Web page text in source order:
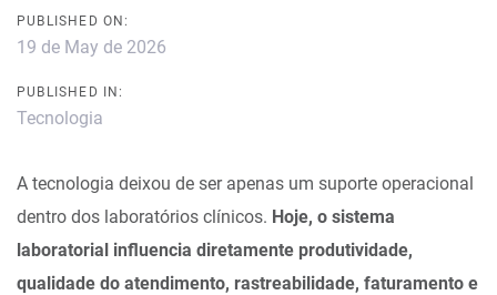
PUBLISHED ON:
19 de May de 2026
PUBLISHED IN:
Tecnologia
A tecnologia deixou de ser apenas um suporte operacional
dentro dos laboratórios clínicos. Hoje, o sistema
laboratorial influencia diretamente produtividade,
qualidade do atendimento, rastreabilidade, faturamento e